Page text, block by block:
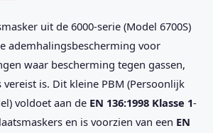
uit de 6000-serie (Model 6700S)
ademhalingsbescherming voor
waar bescherming tegen gassen,
is. Dit kleine PBM (Persoonlijk
voldoet aan de EN 136:1998 Klasse 1-
en is voorzien van een EN